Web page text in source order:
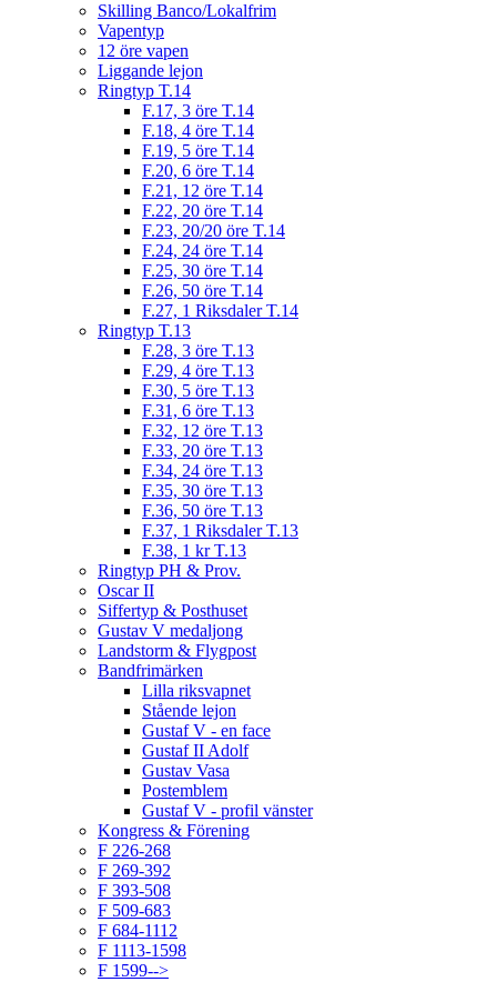
Skilling Banco/Lokalfrim
Vapentyp
12 öre vapen
Liggande lejon
Ringtyp T.14
F.17, 3 öre T.14
F.18, 4 öre T.14
F.19, 5 öre T.14
F.20, 6 öre T.14
F.21, 12 öre T.14
F.22, 20 öre T.14
F.23, 20/20 öre T.14
F.24, 24 öre T.14
F.25, 30 öre T.14
F.26, 50 öre T.14
F.27, 1 Riksdaler T.14
Ringtyp T.13
F.28, 3 öre T.13
F.29, 4 öre T.13
F.30, 5 öre T.13
F.31, 6 öre T.13
F.32, 12 öre T.13
F.33, 20 öre T.13
F.34, 24 öre T.13
F.35, 30 öre T.13
F.36, 50 öre T.13
F.37, 1 Riksdaler T.13
F.38, 1 kr T.13
Ringtyp PH & Prov.
Oscar II
Siffertyp & Posthuset
Gustav V medaljong
Landstorm & Flygpost
Bandfrimärken
Lilla riksvapnet
Stående lejon
Gustaf V - en face
Gustaf II Adolf
Gustav Vasa
Postemblem
Gustaf V - profil vänster
Kongress & Förening
F 226-268
F 269-392
F 393-508
F 509-683
F 684-1112
F 1113-1598
F 1599-->